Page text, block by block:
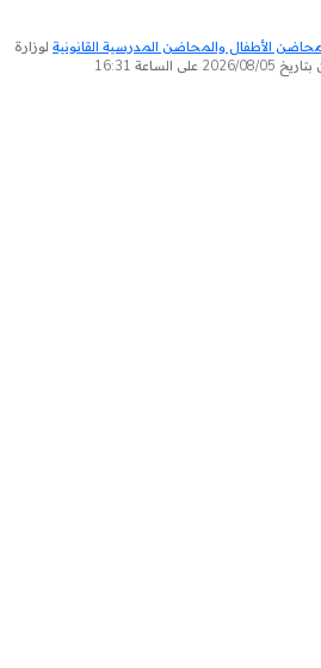
الأطفال والمحاضن المدرسية القانونية لوزارة
16:31